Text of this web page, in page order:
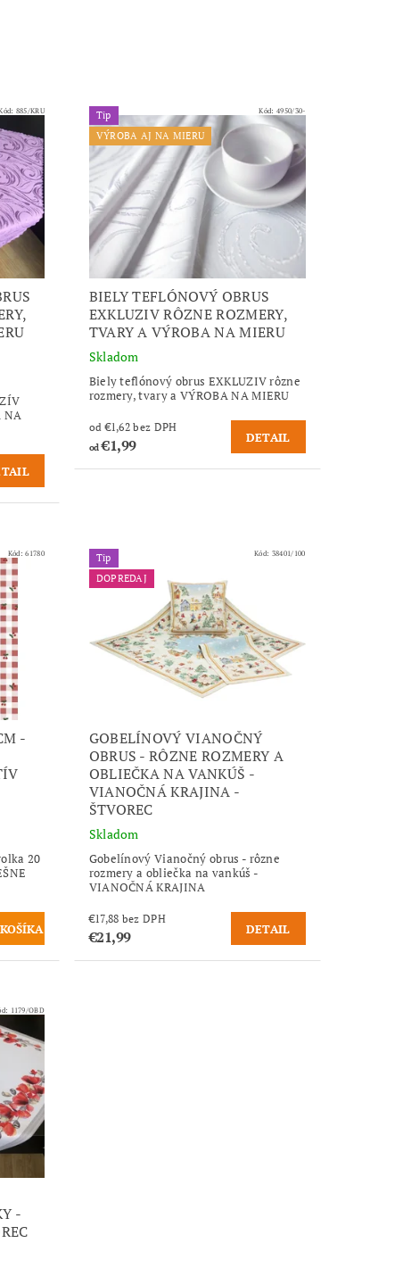
885/KRU
NA
Tip
VÝROBA AJ NA MIERU
Kód:4950/30-
BIELY TEFLÓNOVÝ OBRUS
EXKLUZIV RÔZNE ROZMERY,
TVARY A VÝROBA NA MIERU
Skladom
Biely teflónový obrus EXKLUZIV rôzne
rozmery, tvary a VÝROBA NA MIERU
od €1,62 bez DPH
od€1,99 DETAIL
Kód:61780
-
20
Tip
DOPREDAJ
Kód: 38401/100
GOBELÍNOVÝ VIANOČNÝ
OBRUS - RÔZNE ROZMERY A
OBLIEČKA NA VANKÚŠ -
VIANOČNÁ KRAJINA -
ŠTVOREC
Skladom
Gobelínový Vianočný obrus - rôzne
rozmery a obliečka na vankúš -
VIANOČNÁ KRAJINA
€17,88 bez DPH
€21,99 DETAIL
1179/OBD
-